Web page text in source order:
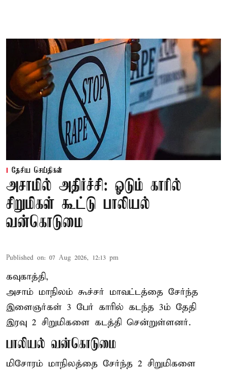
தேசிய செய்திகள்
அசாமில் அதிர்ச்சி: ஓடும் காரில்
சிறுமிகள் கூட்டு பாலியல்
வன்கொடுமை
Published on: 07 Aug 2026, 12:13 pm
கவுகாத்தி,
அசாம் மாநிலம் கூச்சர் மாவட்டத்தை சேர்ந்த
இளைஞர்கள் 3 பேர் காரில் கடந்த 3ம் தேதி
இரவு 2 சிறுமிகளை கடத்தி சென்றுள்ளனர்.
பாலியல் வன்கொடுமை
மிசோரம் மாநிலத்தை சேர்ந்த 2 சிறுமிகளை